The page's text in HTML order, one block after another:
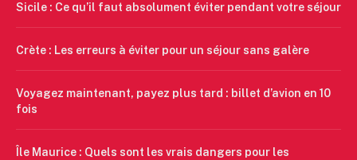
Sicile : Ce qu’il faut absolument éviter pendant votre séjour
Crète : Les erreurs à éviter pour un séjour sans galère
Voyagez maintenant, payez plus tard : billet d’avion en 10
fois
Île Maurice : Quels sont les vrais dangers pour les